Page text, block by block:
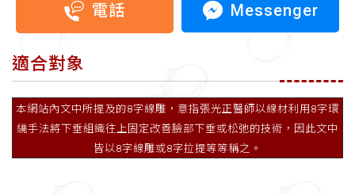
電話 Messenger
適合對象
本網站內文中所提及的8字線雕，意指張光正醫師以線材利用8字環
繞手法將下垂組織往上固定改善臉部下垂或松弛的技術，因此文中
皆以8字線雕或8字拉提等等稱之。